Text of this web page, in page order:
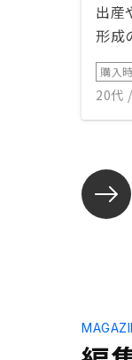
出産
形成
購入
20代